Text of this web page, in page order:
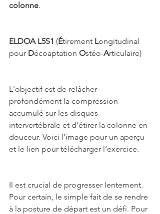
colonne.
ELDOA L5S1 (Étirement Longitudinal
pour Décoaptation Ostéo-Articulaire)
L'objectif est de relâcher
profondément la compression
accumulé sur les disques
intervertébrale et d'étirer la colonne en
douceur. Voici l’image pour un aperçu
et le lien pour télécharger l’exercice.
Il est crucial de progresser lentement.
Pour certain, le simple fait de se rendre
à la posture de départ est un défi. Pour